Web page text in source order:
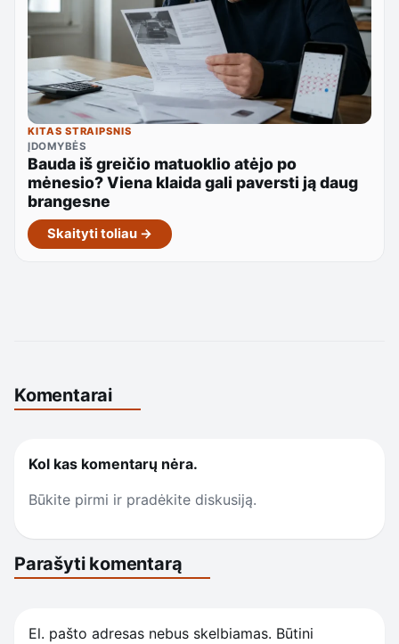
KITAS STRAIPSNIS
ĮDOMYBĖS
Bauda iš greičio matuoklio atėjo po
mėnesio? Viena klaida gali paversti ją daug
brangesne
Skaityti toliau →
Komentarai
Kol kas komentarų nėra.
Būkite pirmi ir pradėkite diskusiją.
Parašyti komentarą
El. pašto adresas nebus skelbiamas. Būtini